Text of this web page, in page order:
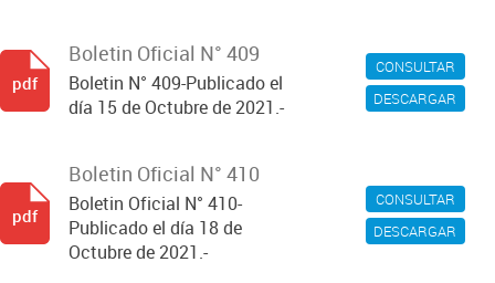
CONSULTAR
DESCARGAR
Boletin Oficial N° 409
Boletin N° 409-Publicado el
día 15 de Octubre de 2021.-
pdf
CONSULTAR
DESCARGAR
Boletin Oficial N° 410
Boletin Oficial N° 410-
Publicado el día 18 de
Octubre de 2021.-
pdf